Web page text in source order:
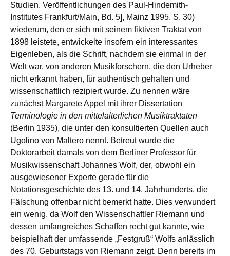
Studien. Veröffentlichungen des Paul-Hindemith-
Institutes Frankfurt/Main, Bd. 5], Mainz 1995, S. 30)
wiederum, den er sich mit seinem fiktiven Traktat von
1898 leistete, entwickelte insofern ein interessantes
Eigenleben, als die Schrift, nachdem sie einmal in der
Welt war, von anderen Musikforschern, die den Urheber
nicht erkannt haben, für authentisch gehalten und
wissenschaftlich rezipiert wurde. Zu nennen wäre
zunächst Margarete Appel mit ihrer Dissertation
Terminologie in den mittelalterlichen Musiktraktaten
(Berlin 1935), die unter den konsultierten Quellen auch
Ugolino von Maltero nennt. Betreut wurde die
Doktorarbeit damals von dem Berliner Professor für
Musikwissenschaft Johannes Wolf, der, obwohl ein
ausgewiesener Experte gerade für die
Notationsgeschichte des 13. und 14. Jahrhunderts, die
Fälschung offenbar nicht bemerkt hatte. Dies verwundert
ein wenig, da Wolf den Wissenschaftler Riemann und
dessen umfangreiches Schaffen recht gut kannte, wie
beispielhaft der umfassende „Festgruß“ Wolfs anlässlich
des 70. Geburtstags von Riemann zeigt. Denn bereits im